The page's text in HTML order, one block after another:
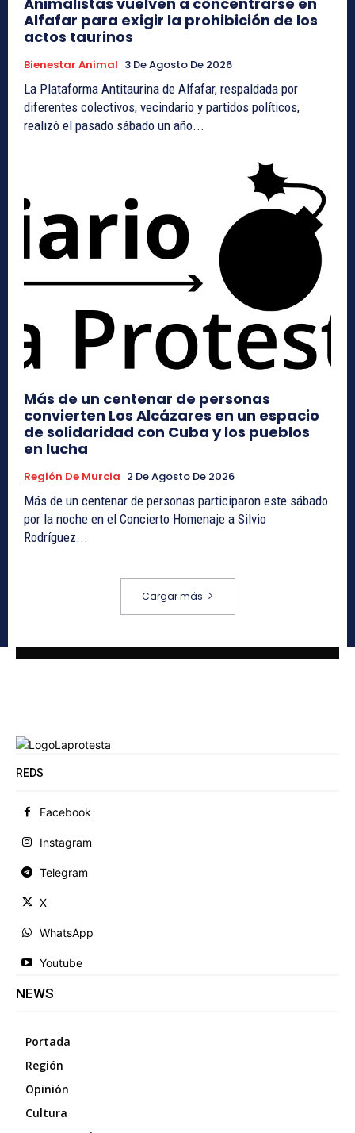
Alfafar para exigir la prohibición de los
actos taurinos
Bienestar Animal 3 De Agosto De 2026
La Plataforma Antitaurina de Alfafar, respaldada por
diferentes colectivos, vecindario y partidos políticos,
realizó el pasado sábado un año...
Más de un centenar de personas
convierten Los Alcázares en un espacio
de solidaridad con Cuba y los pueblos
en lucha
Región De Murcia 2 De Agosto De 2026
Más de un centenar de personas participaron este sábado
por la noche en el Concierto Homenaje a Silvio
Rodríguez...
Cargar más
REDS
Facebook
Instagram
Telegram
X
WhatsApp
Youtube
NEWS
Portada
Región
Opinión
Cultura